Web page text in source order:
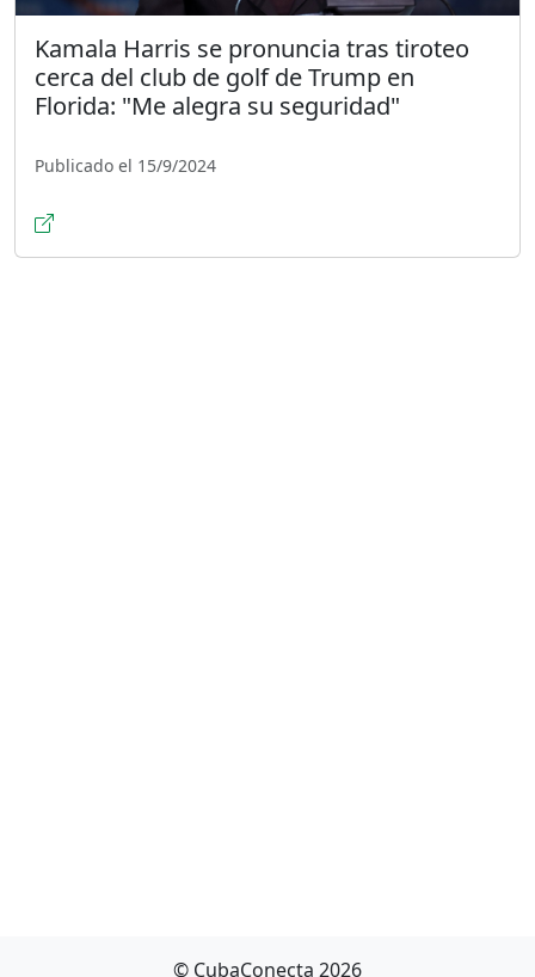
Kamala Harris se pronuncia tras tiroteo
cerca del club de golf de Trump en
Florida: "Me alegra su seguridad"
Publicado el 15/9/2024
© CubaConecta 2026